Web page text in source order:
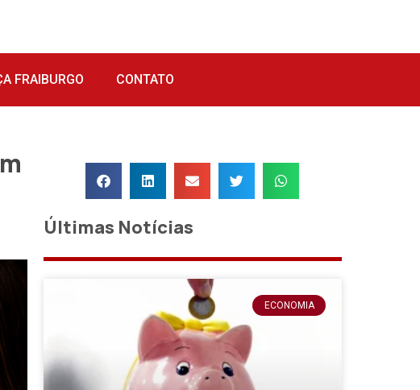
FRAIBURGO CONTATO
Últimas Notícias
ECONOMIA